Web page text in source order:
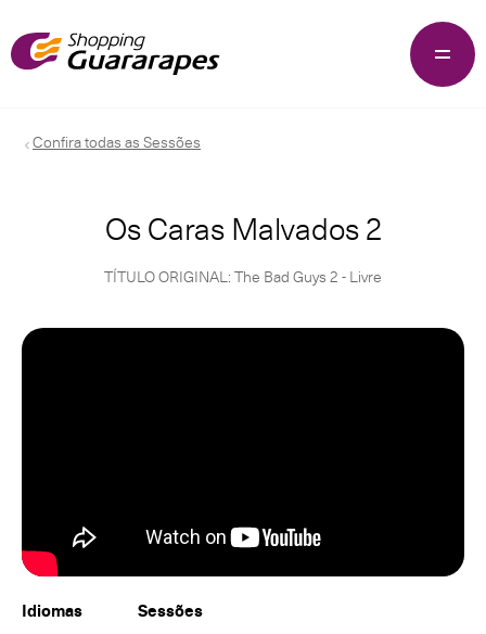
Confira todas as Sessões
Os Caras Malvados 2
TÍTULO ORIGINAL: The Bad Guys 2 - Livre
Idiomas Sessões